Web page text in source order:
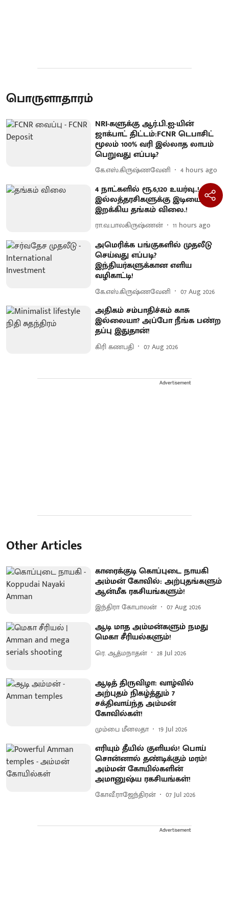
பொருளாதாரம்
NRI-களுக்கு ஆர்.பி.ஐ-யின்
ஜாக்பாட் திட்டம்:FCNR டெபாசிட்
மூலம் 100% வரி இல்லாத லாபம்
பெறுவது எப்படி?
கே.எஸ்.கிருஷ்ணவேனி 4 hours ago
4 நாட்களில் ரூ.6,120 உயர்வு..!
இல்லத்தரசிகளுக்கு இடியை
இறக்கிய தங்கம் விலை.!
ரா.வ.பாலகிருஷ்ணன் 11 hours ago
அமெரிக்க பங்குகளில் முதலீடு
செய்வது எப்படி?
இந்தியர்களுக்கான எளிய
வழிகாட்டி!
கே.எஸ்.கிருஷ்ணவேனி 07 Aug 2026
அதிகம் சம்பாதிச்சும் காசு
இல்லையா? அப்போ நீங்க பண்ற
தப்பு இதுதான்!
கிரி கணபதி 07 Aug 2026
Advertisement
Other Articles
காரைக்குடி கொப்புடை நாயகி
அம்மன் கோவில்: அற்புதங்களும்
ஆன்மீக ரகசியங்களும்!
இந்திரா கோபாலன் 07 Aug 2026
ஆடி மாத அம்மன்களும் நமது
மெகா சீரியல்களும்!
ரெ. ஆத்மநாதன் 28 Jul 2026
ஆடித் திருவிழா: வாழ்வில்
அற்புதம் நிகழ்த்தும் 7
சக்திவாய்ந்த அம்மன்
கோவில்கள்!
மும்பை மீனலதா 19 Jul 2026
எரியும் தீயில் குளியல்! பொய்
சொன்னால் தண்டிக்கும் மரம்!
அம்மன் கோயில்களின்
அமானுஷ்ய ரகசியங்கள்!
கோவீ.ராஜேந்திரன் 07 Jul 2026
Advertisement